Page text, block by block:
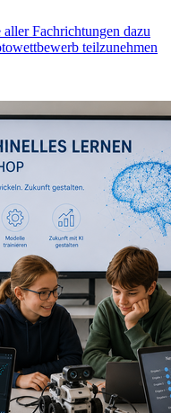
Fachrichtungen dazu
teilzunehmen